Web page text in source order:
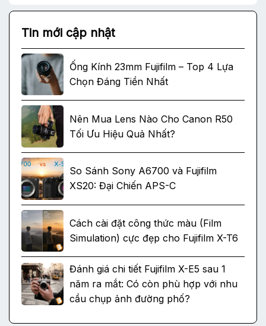
Tin mới cập nhật
Ống Kính 23mm Fujifilm – Top 4 Lựa
Chọn Đáng Tiền Nhất
Nên Mua Lens Nào Cho Canon R50
Tối Ưu Hiệu Quả Nhất?
So Sánh Sony A6700 và Fujifilm
XS20: Đại Chiến APS-C
Cách cài đặt công thức màu (Film
Simulation) cực đẹp cho Fujifilm X-T6
Đánh giá chi tiết Fujifilm X-E5 sau 1
năm ra mắt: Có còn phù hợp với nhu
cầu chụp ảnh đường phố?